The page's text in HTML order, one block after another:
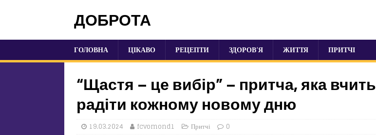
ДОБРОТА
ГОЛОВНА ЦІКАВО РЕЦЕПТИ ЗДОРОВ’Я ЖИТТЯ ПРИТЧІ
“Щастя – це вибір” – притча, яка вчить
радіти кожному новому дню
19.03.2024 fcvomond1 Притчі 0